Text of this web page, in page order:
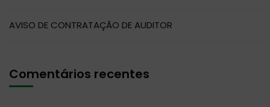
AVISO DE CONTRATAÇÃO DE AUDITOR
Comentários recentes